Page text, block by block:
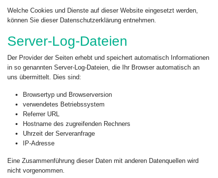
Welche Cookies und Dienste auf dieser Website eingesetzt werden,
können Sie dieser Datenschutzerklärung entnehmen.
Server-Log-Dateien
Der Provider der Seiten erhebt und speichert automatisch Informationen
in so genannten Server-Log-Dateien, die Ihr Browser automatisch an
uns übermittelt. Dies sind:
Browsertyp und Browserversion
verwendetes Betriebssystem
Referrer URL
Hostname des zugreifenden Rechners
Uhrzeit der Serveranfrage
IP-Adresse
Eine Zusammenführung dieser Daten mit anderen Datenquellen wird
nicht vorgenommen.